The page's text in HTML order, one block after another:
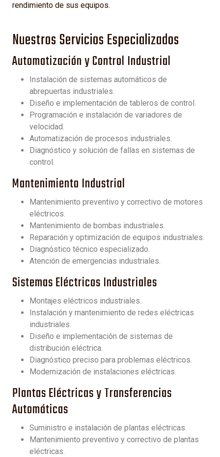
rendimiento de sus equipos.
Nuestros Servicios Especializados
Automatización y Control Industrial
Instalación de sistemas automáticos de
abrepuertas industriales.
Diseño e implementación de tableros de control.
Programación e instalación de variadores de
velocidad.
Automatización de procesos industriales.
Diagnóstico y solución de fallas en sistemas de
control.
Mantenimiento Industrial
Mantenimiento preventivo y correctivo de motores
eléctricos.
Mantenimiento de bombas industriales.
Reparación y optimización de equipos industriales.
Diagnóstico técnico especializado.
Atención de emergencias industriales.
Sistemas Eléctricos Industriales
Montajes eléctricos industriales.
Instalación y mantenimiento de redes eléctricas
industriales.
Diseño e implementación de sistemas de
distribución eléctrica.
Diagnóstico preciso para problemas eléctricos.
Modernización de instalaciones eléctricas.
Plantas Eléctricas y Transferencias
Automáticas
Suministro e instalación de plantas eléctricas.
Mantenimiento preventivo y correctivo de plantas
eléctricas.